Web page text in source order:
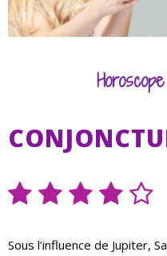
Sous l’influence de Jupiter,